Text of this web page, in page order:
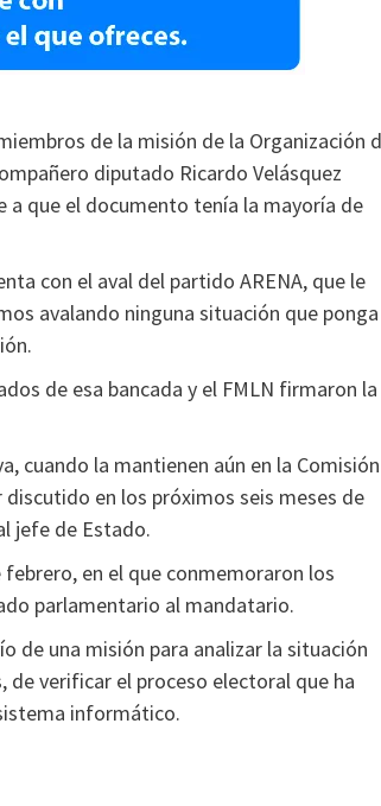
de la misión de la Organización
diputado Ricardo Velásquez
a que el documento tenía la mayoría de
con el aval del partido ARENA, que le
avalando ninguna situación que ponga
de esa bancada y el FMLN firmaron la
cuando la mantienen aún en la Comisión
en los próximos seis meses de
jefe de Estado.
en el que conmemoraron los
parlamentario al mandatario.
de una misión para analizar la situación
verificar el proceso electoral que ha
informático.